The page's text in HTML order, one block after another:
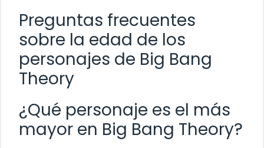
Preguntas frecuentes
sobre la edad de los
personajes de Big Bang
Theory
¿Qué personaje es el más
mayor en Big Bang Theory?